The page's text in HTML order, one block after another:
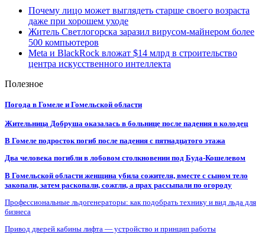
Почему лицо может выглядеть старше своего возраста
даже при хорошем уходе
Житель Светлогорска заразил вирусом-майнером более
500 компьютеров
Meta и BlackRock вложат $14 млрд в строительство
центра искусственного интеллекта
Полезное
Погода в Гомеле и Гомельской области
Жительница Добруша оказалась в больнице после падения в колодец
В Гомеле подросток погиб после падения с пятнадцатого этажа
Два человека погибли в лобовом столкновении под Буда-Кошелевом
В Гомельской области женщина убила сожителя, вместе с сыном тело
закопали, затем раскопали, сожгли, а прах рассыпали по огороду
Профессиональные льдогенераторы: как подобрать технику и вид льда для
бизнеса
Привод дверей кабины лифта — устройство и принцип работы